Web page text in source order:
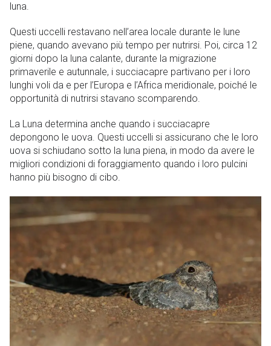
luna.
Questi uccelli restavano nell’area locale durante le lune
piene, quando avevano più tempo per nutrirsi. Poi, circa 12
giorni dopo la luna calante, durante la migrazione
primaverile e autunnale, i succiacapre partivano per i loro
lunghi voli da e per l’Europa e l’Africa meridionale, poiché le
opportunità di nutrirsi stavano scomparendo.
La Luna determina anche quando i succiacapre
depongono le uova. Questi uccelli si assicurano che le loro
uova si schiudano sotto la luna piena, in modo da avere le
migliori condizioni di foraggiamento quando i loro pulcini
hanno più bisogno di cibo.